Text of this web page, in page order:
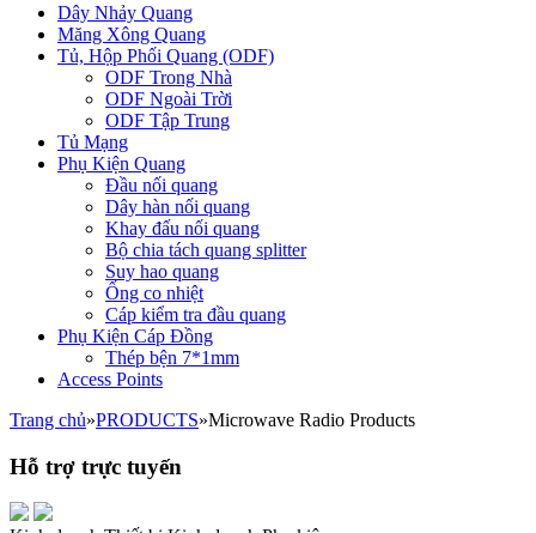
Dây Nhảy Quang
Măng Xông Quang
Tủ, Hộp Phối Quang (ODF)
ODF Trong Nhà
ODF Ngoài Trời
ODF Tập Trung
Tủ Mạng
Phụ Kiện Quang
Đầu nối quang
Dây hàn nối quang
Khay đấu nối quang
Bộ chia tách quang splitter
Suy hao quang
Ống co nhiệt
Cáp kiểm tra đầu quang
Phụ Kiện Cáp Đồng
Thép bện 7*1mm
Access Points
Trang chủ»PRODUCTS»Microwave Radio Products
Hỗ trợ trực tuyến